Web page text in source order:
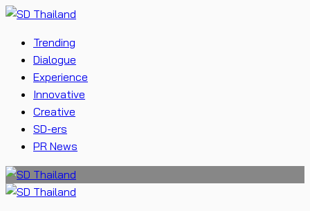
Trending
Dialogue
Experience
Innovative
Creative
SD-ers
PR News